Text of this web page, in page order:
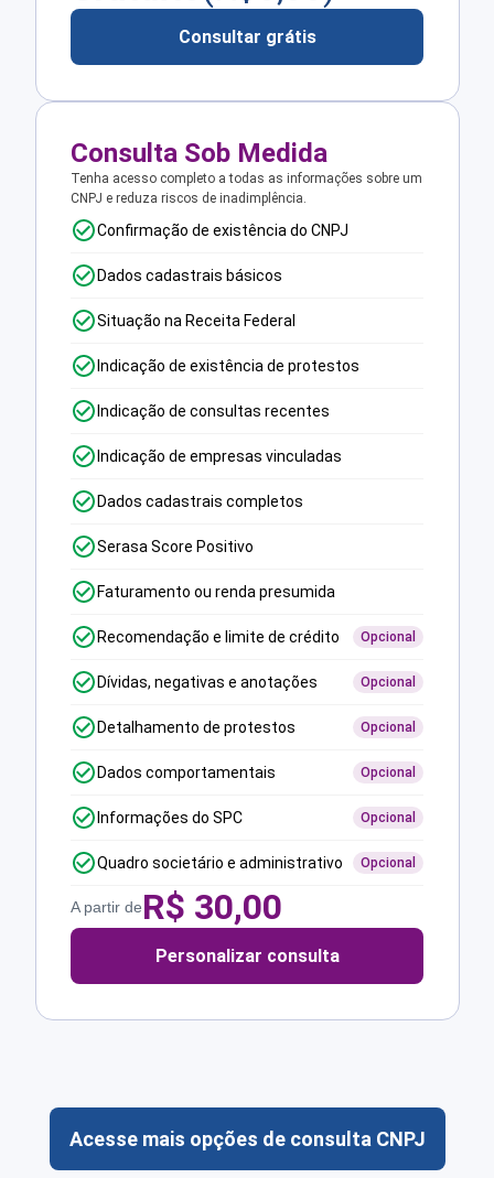
Consultar grátis
Consulta Sob Medida
Tenha acesso completo a todas as informações sobre um
CNPJ e reduza riscos de inadimplência.
Confirmação de existência do CNPJ
Dados cadastrais básicos
Situação na Receita Federal
Indicação de existência de protestos
Indicação de consultas recentes
Indicação de empresas vinculadas
Dados cadastrais completos
Serasa Score Positivo
Faturamento ou renda presumida
Recomendação e limite de crédito Opcional
Dívidas, negativas e anotações Opcional
Detalhamento de protestos Opcional
Dados comportamentais Opcional
Informações do SPC Opcional
Quadro societário e administrativo Opcional
A partir deR$ 30,00
Personalizar consulta
Acesse mais opções de consulta CNPJ